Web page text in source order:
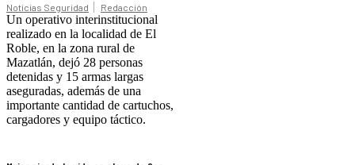
Noticias Seguridad Redacción
Un operativo interinstitucional
realizado en la localidad de El
Roble, en la zona rural de
Mazatlán, dejó 28 personas
detenidas y 15 armas largas
aseguradas, además de una
importante cantidad de cartuchos,
cargadores y equipo táctico.